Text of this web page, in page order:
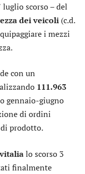
scorso – del
dei veicoli (c.d.
i mezzi
con un
111.963
gennaio-giugno
di ordini
prodotto.
lo scorso 3
finalmente